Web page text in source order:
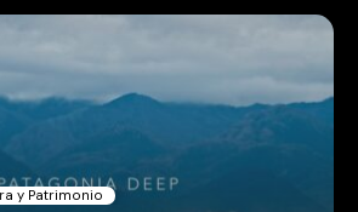
y Patrimonio